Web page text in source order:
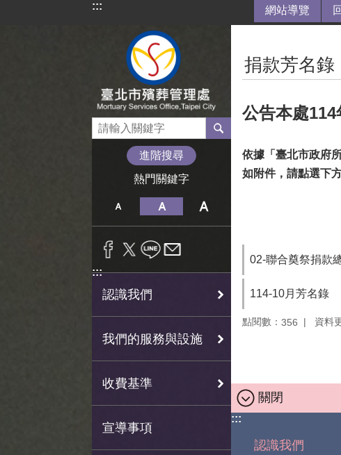
跳到主要內容區塊
::: 網站導覽
進階搜尋
熱門關鍵字
:::
認識我們
我們的服務與設施
收費基準
宣導事項
捐款芳名錄
公告本處
依據「臺北市政府
如附件，請點選下
02-聯合奠祭捐款
114-10月芳名錄
點閱數： 356 資料
關閉
:::
認識我們